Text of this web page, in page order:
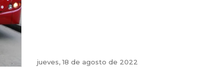
jueves, 18 de agosto de 2022